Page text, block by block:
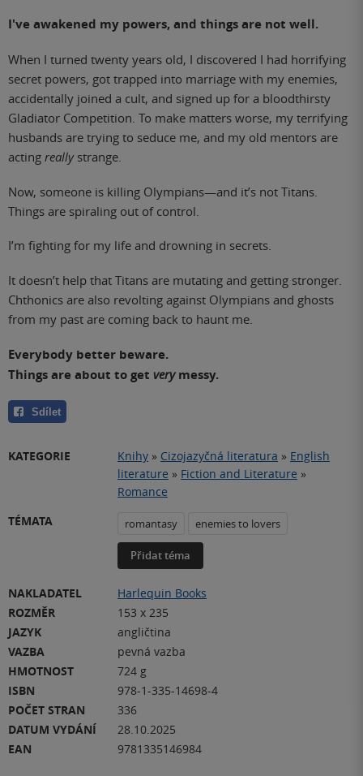
I've awakened my powers, and things are not well.
When I turned twenty years old, I discovered I had horrifying
secret powers, got trapped into marriage with my enemies,
accidentally joined a cult, and signed up for a bloodthirsty
Gladiator Competition. To make matters worse, my terrifying
husbands are trying to seduce me, and my old mentors are
acting reallystrange.
Now, someone is killing Olympians—and it’s not Titans.
Things are spiraling out of control.
I’m fighting for my life and drowning in secrets.
It doesn’t help that Titans are mutating and getting stronger.
Chthonics are also revolting against Olympians and ghosts
from my past are coming back to haunt me.
Everybody better beware.
Things are about to get very messy.
Sdílet
KATEGORIE Knihy » Cizojazyčná literatura » English
literature » Fiction and Literature »
Romance
TÉMATA
romantasy enemies to lovers
Přidat téma
NAKLADATEL
Harlequin Books
ROZMĚR
153 x 235
JAZYK
angličtina
VAZBA
pevná vazba
HMOTNOST
724 g
ISBN
978-1-335-14698-4
POČET STRAN
336
DATUM VYDÁNÍ
28.10.2025
EAN
9781335146984